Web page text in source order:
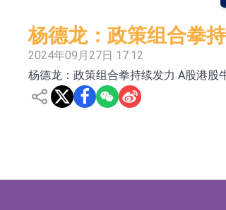
日韩股市收盘双双下挫
北京君正：预计后续仍将主
【异动股】港股跌幅榜前十
杨德龙：政策组合拳
2024年09月27日 17:12
杨德龙：政策组合拳持续发力 A股港股